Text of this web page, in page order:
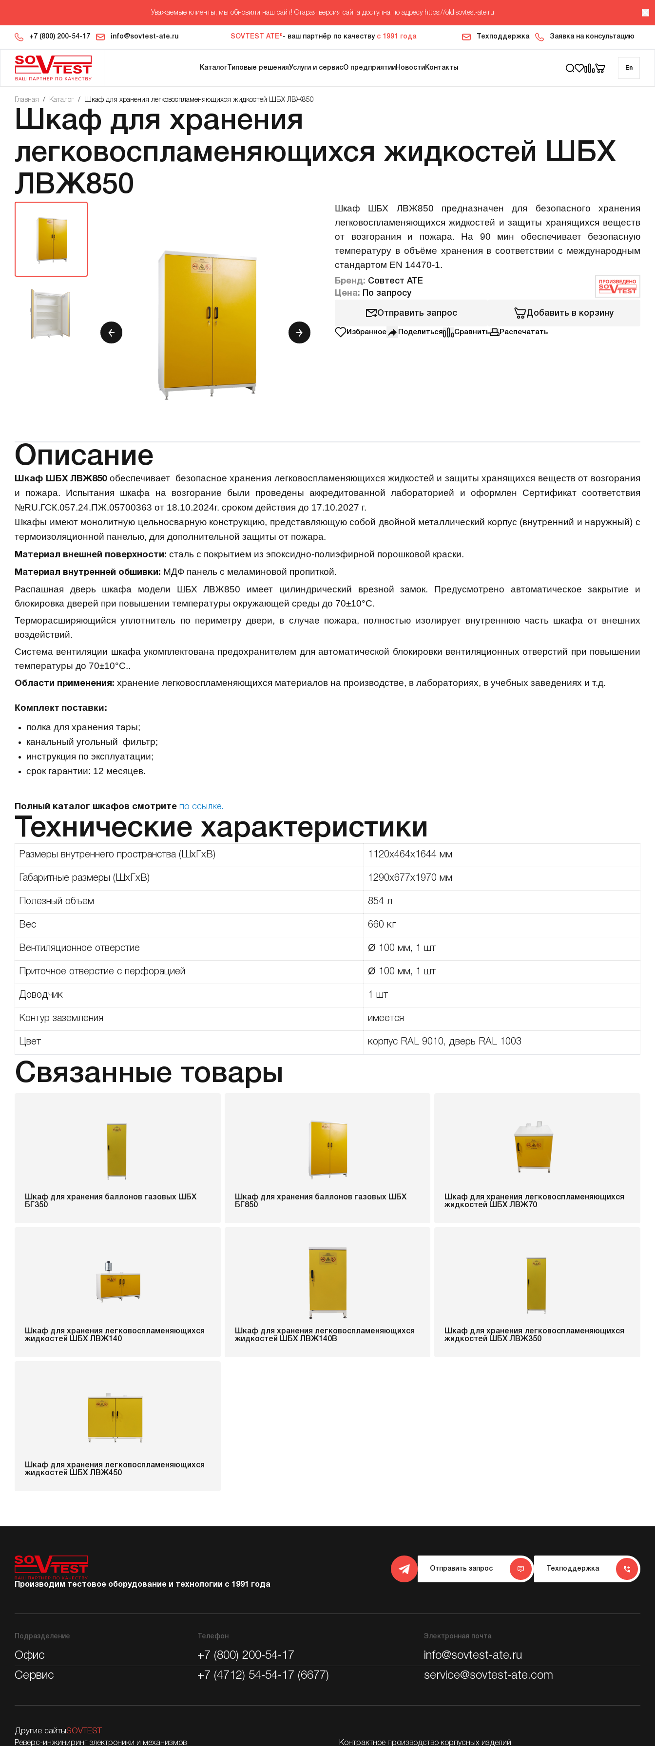
Уважаемые клиенты, мы обновили наш сайт! Старая версия сайта доступна по адресу https://old.sovtest-ate.ru
+7 (800) 200-54-17 info@sovtest-ate.ru SOVTEST ATE®- ваш партнёр по качествус 1991 года Техподдержка Заявка на консультацию
Каталог Типовые решенияУслуги и сервисО предприятииНовостиКонтакты En
Главная / Каталог / Шкаф для хранения легковоспламеняющихся жидкостей ШБХ ЛВЖ850
Шкаф для хранения
легковоспламеняющихся жидкостей ШБХ
ЛВЖ850
Шкаф ШБХ ЛВЖ850 предназначен для безопасного хранения
легковоспламеняющихся жидкостей и защиты хранящихся веществ
от возгорания и пожара. На 90 мин обеспечивает безопасную
температуру в объёме хранения в соответствии с международным
стандартом ЕN 14470-1.
Бренд: Совтест АТЕ
Цена: По запросу
Отправить запрос Добавить в корзину
Избранное Поделиться Сравнить Распечатать
Описание
Шкаф ШБХ ЛВЖ850обеспечивает безопасное хранения легковоспламеняющихся жидкостей и защиты хранящихся веществ от возгорания
и пожара. Испытания шкафа на возгорание были проведены аккредитованной лабораторией и оформлен Сертификат соответствия
№RU.ГСК.057.24.ПЖ.05700363 от 18.10.2024г. сроком действия до 17.10.2027 г.
Шкафы имеют монолитную цельносварную конструкцию, представляющую собой двойной металлический корпус (внутренний и наружный) с
термоизоляционной панелью, для дополнительной защиты от пожара.
Материал внешней поверхности: сталь с покрытием из эпоксидно-полиэфирной порошковой краски.
Материал внутренней обшивки: МДФ панель с меламиновой пропиткой.
Распашная дверь шкафа модели ШБХ ЛВЖ850 имеет цилиндрический врезной замок. Предусмотрено автоматическое закрытие и
блокировка дверей при повышении температуры окружающей среды до 70±10°С.
Терморасширяющийся уплотнитель по периметру двери, в случае пожара, полностью изолирует внутреннюю часть шкафа от внешних
воздействий.
Система вентиляции шкафа укомплектована предохранителем для автоматической блокировки вентиляционных отверстий при повышении
температуры до 70±10°С..
Области применения: хранение легковоспламеняющихся материалов на производстве, в лабораториях, в учебных заведениях и т.д.
Комплект поставки:
полка для хранения тары;
канальный угольный фильтр;
инструкция по эксплуатации;
срок гарантии: 12 месяцев.
Полный каталог шкафов смотрите по ссылке.
Технические характеристики
Размеры внутреннего пространства (ШхГхВ) 1120х464х1644 мм
Габаритные размеры (ШхГхВ) 1290х677х1970 мм
Полезный объем 854 л
Вес 660 кг
Вентиляционное отверстие Ø 100 мм, 1 шт
Приточное отверстие с перфорацией Ø 100 мм, 1 шт
Доводчик 1 шт
Контур заземления имеется
Цвет корпус RAL 9010, дверь RAL 1003
Связанные товары
Шкаф для хранения баллонов газовых ШБХ
БГ350
Шкаф для хранения баллонов газовых ШБХ
БГ850
Шкаф для хранения легковоспламеняющихся
жидкостей ШБХ ЛВЖ70
Шкаф для хранения легковоспламеняющихся
жидкостей ШБХ ЛВЖ140
Шкаф для хранения легковоспламеняющихся
жидкостей ШБХ ЛВЖ140В
Шкаф для хранения легковоспламеняющихся
жидкостей ШБХ ЛВЖ350
Шкаф для хранения легковоспламеняющихся
жидкостей ШБХ ЛВЖ450
Производим тестовое оборудование и технологии с 1991 года
Отправить запрос Техподдержка
Подразделение Телефон Электронная почта
Офис +7 (800) 200-54-17
info@sovtest-ate.ru
Сервис
+7 (4712) 54-54-17 (6677) service@sovtest-ate.com
Другие сайтыSOVTEST
Реверс-инжиниринг электроники и механизмов Контрактное производство корпусных изделий